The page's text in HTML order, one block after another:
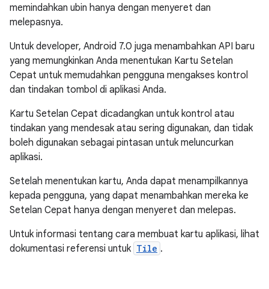
memindahkan ubin hanya dengan menyeret dan
melepasnya.
Untuk developer, Android 7.0 juga menambahkan API baru
yang memungkinkan Anda menentukan Kartu Setelan
Cepat untuk memudahkan pengguna mengakses kontrol
dan tindakan tombol di aplikasi Anda.
Kartu Setelan Cepat dicadangkan untuk kontrol atau
tindakan yang mendesak atau sering digunakan, dan tidak
boleh digunakan sebagai pintasan untuk meluncurkan
aplikasi.
Setelah menentukan kartu, Anda dapat menampilkannya
kepada pengguna, yang dapat menambahkan mereka ke
Setelan Cepat hanya dengan menyeret dan melepas.
Untuk informasi tentang cara membuat kartu aplikasi, lihat
dokumentasi referensi untuk Tile .